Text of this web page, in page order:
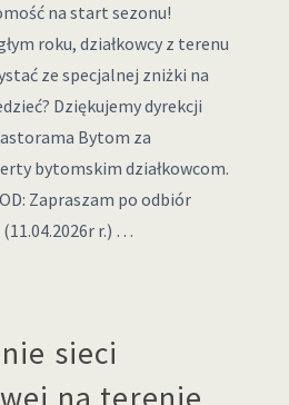
na start sezonu!
roku, działkowcy z terenu
ze specjalnej zniżki na
Dziękujemy dyrekcji
Bytom za
bytomskim działkowcom.
Zapraszam po odbiór
r.) …
sieci